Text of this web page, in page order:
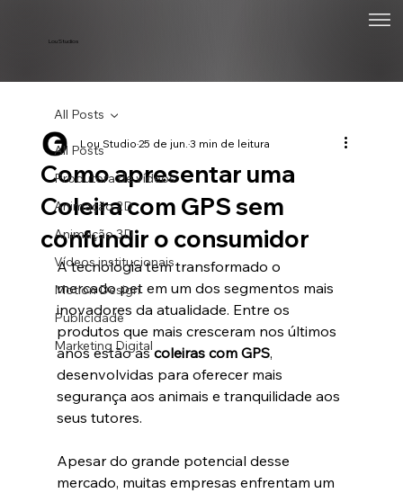
Lou Studios
All Posts
Produtora de vídeos
Animação 2D
Animação 3D
Vídeos institucionais
Motion Design
Publicidade
Marketing Digital
All Posts
Como apresentar uma
Coleira com GPS sem
confundir o consumidor
Lou Studio25 de jun.3 min de leitura
A tecnologia tem transformado o
mercado pet em um dos segmentos mais
inovadores da atualidade. Entre os
produtos que mais cresceram nos últimos
anos estão as coleiras com GPS,
desenvolvidas para oferecer mais
segurança aos animais e tranquilidade aos
seus tutores.
Apesar do grande potencial desse
mercado, muitas empresas enfrentam um